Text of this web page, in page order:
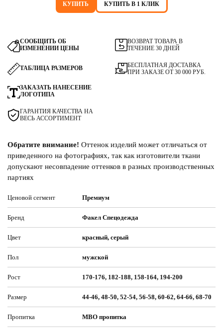
КУПИТЬ
КУПИТЬ В 1 КЛИК
СООБЩИТЬ ОБ
ИЗМЕНЕНИИ ЦЕНЫ
ВОЗВРАТ ТОВАРА В
ТЕЧЕНИЕ 30 ДНЕЙ
ТАБЛИЦА РАЗМЕРОВ
ЗАКАЗАТЬ НАНЕСЕНИЕ
ЛОГОТИПА
ГАРАНТИЯ КАЧЕСТВА НА
ВЕСЬ АССОРТИМЕНТ
БЕСПЛАТНАЯ ДОСТАВКА
ПРИ ЗАКАЗЕ ОТ 30 000 РУБ.
Обратите внимание! Оттенок изделий может отличаться от
приведенного на фотографиях, так как изготовители ткани
допускают несовпадение оттенков в разных производственных
партиях
Ценовой сегмент Премиум
Бренд Факел Спецодежда
Цвет красный, серый
Пол мужской
Рост 170-176, 182-188, 158-164, 194-200
Размер 44-46, 48-50, 52-54, 56-58, 60-62, 64-66, 68-70
Пропитка МВО пропитка